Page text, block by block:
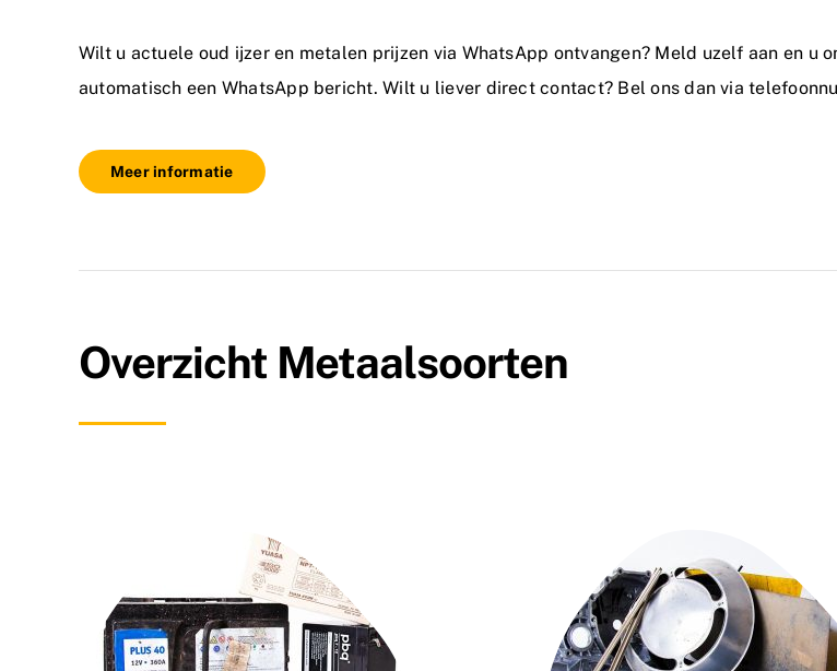
Wilt u actuele oud ijzer en metalen prijzen via WhatsApp ontvangen? Meld uzelf aan en u
automatisch een WhatsApp bericht. Wilt u liever direct contact? Bel ons dan via
Meer informatie
Overzicht Metaalsoorten